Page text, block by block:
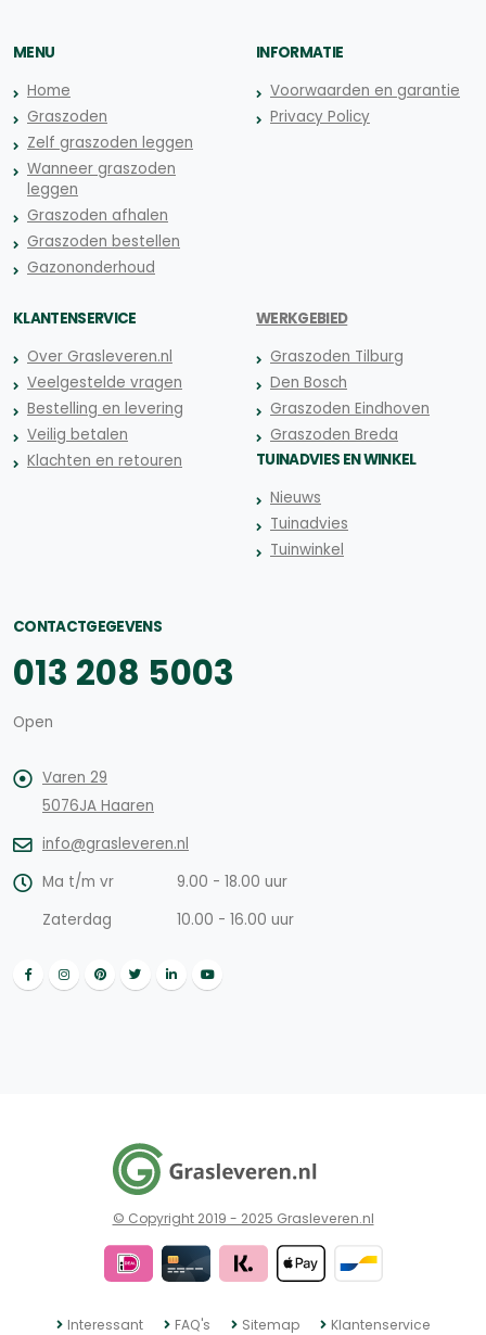
MENU
Home
Graszoden
Zelf graszoden leggen
Wanneer graszoden
leggen
Graszoden afhalen
Graszoden bestellen
Gazononderhoud
INFORMATIE
Voorwaarden en garantie
Privacy Policy
KLANTENSERVICE
Over Grasleveren.nl
Veelgestelde vragen
Bestelling en levering
Veilig betalen
Klachten en retouren
WERKGEBIED
Graszoden Tilburg
Den Bosch
Graszoden Eindhoven
Graszoden Breda
TUINADVIES EN WINKEL
Nieuws
Tuinadvies
Tuinwinkel
CONTACTGEGEVENS
013 208 5003
Open
Varen 29
5076JA Haaren
info@grasleveren.nl
Ma t/m vr
9.00 - 18.00 uur
Zaterdag
10.00 - 16.00 uur
© Copyright 2019 - 2025 Grasleveren.nl
Interessant FAQ's Sitemap Klantenservice